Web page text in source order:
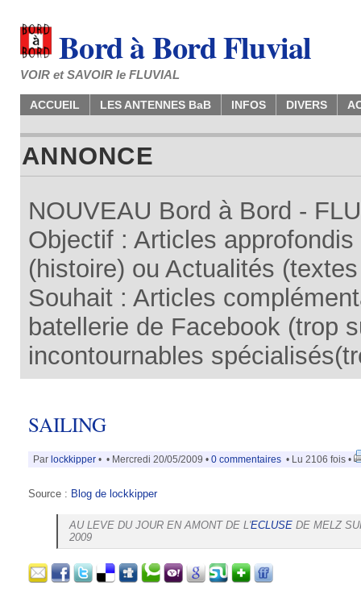
Bord à Bord Fluvial
VOIR et SAVOIR le FLUVIAL
ACCUEIL LES ANTENNES BaB INFOS DIVERS
ANNONCE
NOUVEAU Bord à Bord -
Objectif : Articles
(histoire) ou Actualités
Souhait : Articles
batellerie de Facebook (trop
incontournables
SAILING
Par lockkipper • • Mercredi 20/05/2009 • 0 commentaires • Lu 2106 fois •
Source : Blog de lockkipper
AU LEVE DU JOUR EN AMONT DE L'ECLUSE DE MELZ
2009